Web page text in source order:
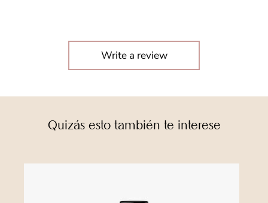
Write a review
Quizás esto también te interese